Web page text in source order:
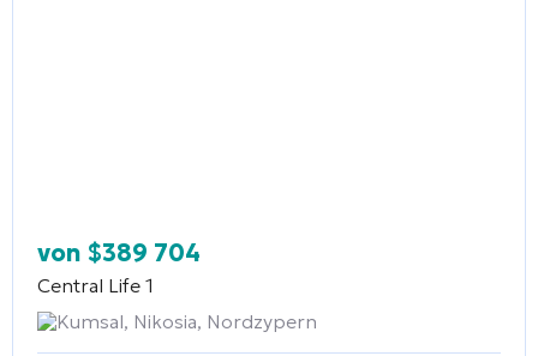
von $389 704
Central Life 1
Kumsal, Nikosia, Nordzypern